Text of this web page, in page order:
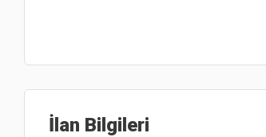
İlan Bilgileri